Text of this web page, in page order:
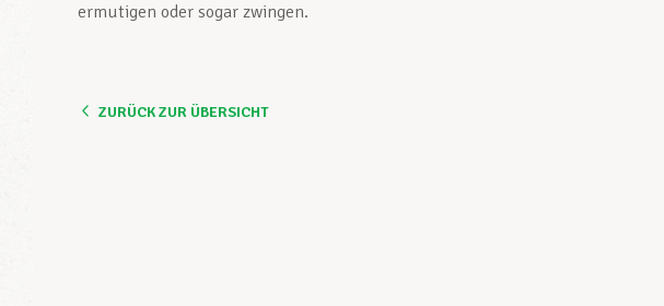
ermutigen oder sogar zwingen.
ZURÜCK ZUR ÜBERSICHT